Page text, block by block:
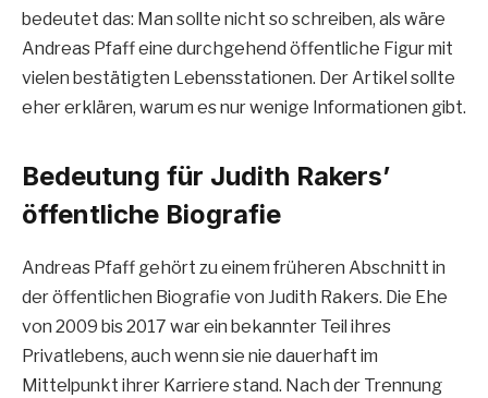
bedeutet das: Man sollte nicht so schreiben, als wäre
Andreas Pfaff eine durchgehend öffentliche Figur mit
vielen bestätigten Lebensstationen. Der Artikel sollte
eher erklären, warum es nur wenige Informationen gibt.
Bedeutung für Judith Rakers’
öffentliche Biografie
Andreas Pfaff gehört zu einem früheren Abschnitt in
der öffentlichen Biografie von Judith Rakers. Die Ehe
von 2009 bis 2017 war ein bekannter Teil ihres
Privatlebens, auch wenn sie nie dauerhaft im
Mittelpunkt ihrer Karriere stand. Nach der Trennung